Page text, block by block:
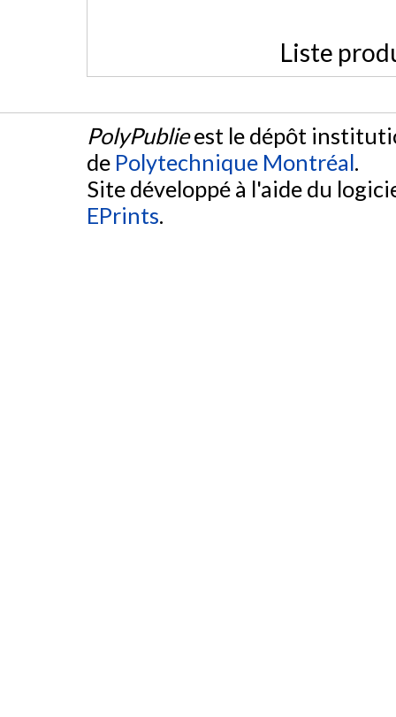
Liste
PolyPublieest le dépôt
de Polytechnique Montréal.
Site développé à l'aide du
EPrints.